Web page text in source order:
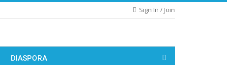
Sign In / Join
DIASPORA